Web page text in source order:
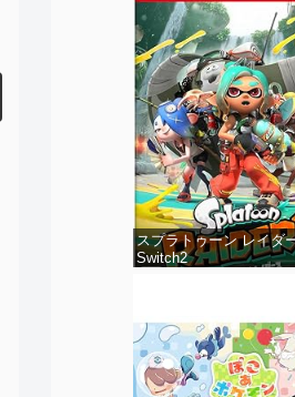
スプラトゥーン レイダ
Switch2